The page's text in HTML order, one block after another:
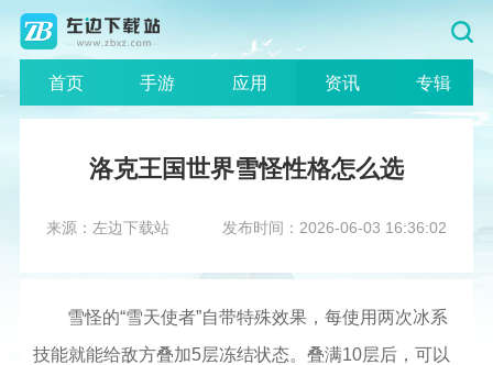
首页 手游 应用 资讯 专辑
洛克王国世界雪怪性格怎么选
来源：左边下载站 发布时间：2026-06-03 16:36:02
雪怪的“雪天使者”自带特殊效果，每使用两次冰系
技能就能给敌方叠加5层冻结状态。叠满10层后，可以